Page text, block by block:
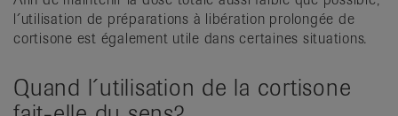
l´uti­lisation de préparations à libération prolongée de
cortisone est également utile dans certaines situations.
Quand l´utilisation de la cortisone